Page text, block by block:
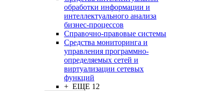
обработки информации и
интеллектуального анализа
бизнес-процессов
Справочно-правовые системы
Средства мониторинга и
управления программно-
определяемых сетей и
виртуализации сетевых
функций
+ ЕЩЕ 12